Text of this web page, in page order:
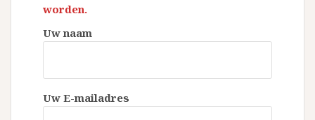
worden.
Uw naam
Uw E-mailadres